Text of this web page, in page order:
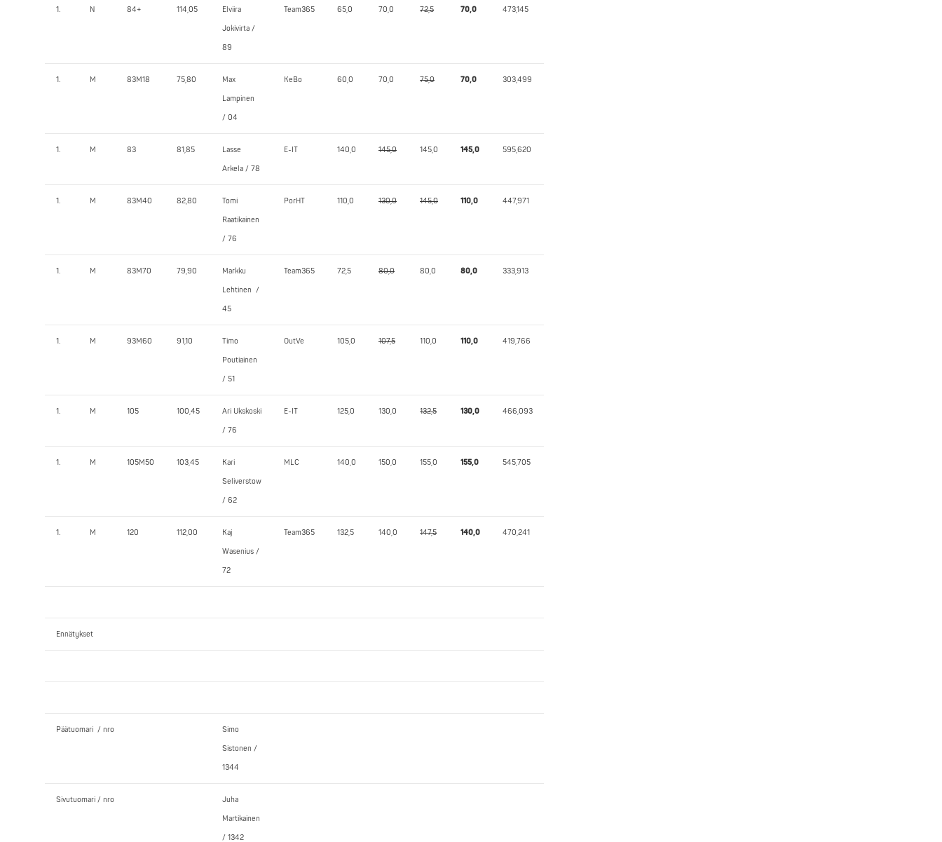
1. N 84+ 114,05 Elviira
Jokivirta /
89
Team365 65,0 70,0 72,5 70,0 473,145
1. M 83M18 75,80 Max
Lampinen
/ 04
KeBo 60,0 70,0 75,0 70,0 303,499
1. M 83 81,85 Lasse
Arkela / 78
E-IT 140,0 145,0 145,0 145,0 595,620
1. M 83M40 82,80 Tomi
Raatikainen
/ 76
PorHT 110,0 130,0 145,0 110,0 447,971
1. M 83M70 79,90 Markku
Lehtinen /
45
Team365 72,5 80,0 80,0 80,0 333,913
1. M 93M60 91,10 Timo
Poutiainen
/ 51
OutVe 105,0 107,5 110,0 110,0 419,766
1. M 105 100,45 Ari Ukskoski
/ 76
E-IT 125,0 130,0 132,5 130,0 466,093
1. M 105M50 103,45 Kari
Seliverstow
/ 62
MLC 140,0 150,0 155,0 155,0 545,705
1. M 120 112,00 Kaj
Wasenius /
72
Team365 132,5 140,0 147,5 140,0 470,241
Ennätykset
Päätuomari / nro Simo
Sistonen /
1344
Sivutuomari / nro Juha
Martikainen
/ 1342